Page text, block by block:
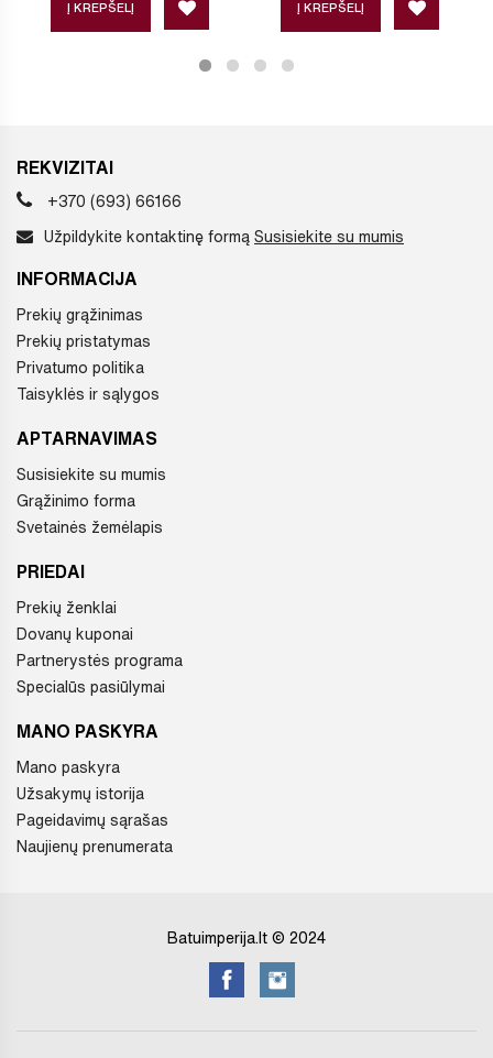
Į KREPŠELĮ Į KREPŠELĮ
REKVIZITAI
+370 (693) 66166
Užpildykite kontaktinę formą Susisiekite su mumis
INFORMACIJA
Prekių grąžinimas
Prekių pristatymas
Privatumo politika
Taisyklės ir sąlygos
APTARNAVIMAS
Susisiekite su mumis
Grąžinimo forma
Svetainės žemėlapis
PRIEDAI
Prekių ženklai
Dovanų kuponai
Partnerystės programa
Specialūs pasiūlymai
MANO PASKYRA
Mano paskyra
Užsakymų istorija
Pageidavimų sąrašas
Naujienų prenumerata
Batuimperija.lt © 2024